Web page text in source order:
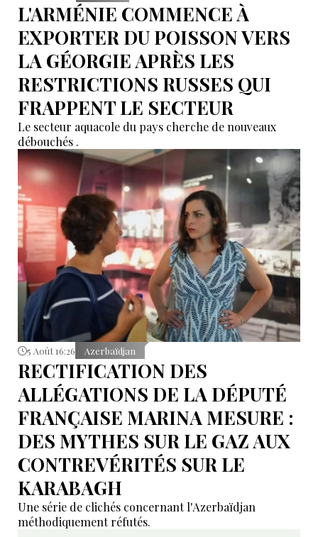
L'ARMÉNIE COMMENCE À
EXPORTER DU POISSON VERS
LA GÉORGIE APRÈS LES
RESTRICTIONS RUSSES QUI
FRAPPENT LE SECTEUR
Le secteur aquacole du pays cherche de nouveaux
débouchés .
5 Août 16:26 Azerbaïdjan
RECTIFICATION DES
ALLÉGATIONS DE LA DÉPUTÉ
FRANÇAISE MARINA MESURE :
DES MYTHES SUR LE GAZ AUX
CONTREVÉRITÉS SUR LE
KARABAGH
Une série de clichés concernant l'Azerbaïdjan
méthodiquement réfutés.